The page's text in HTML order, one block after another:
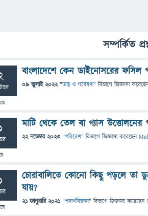
সম্পর্কিত
বাংলাদেশে কেন ডাইনোসরের ফসিল
09 জুলাই 2022 "তত্ত্ব ও গবেষণা" বিভাগে জিজ্ঞাসা
মাটি থেকে তেল বা গ্যাস
22 নভেম্বর 2023 "পরিবেশ" বিভাগে জিজ্ঞাসাকরেছেন
চোরাবালিতে কোনো কিছু পড়লে তা
যায়?
21 জানুয়ারি 2021 "পদার্থবিজ্ঞান" বিভাগে জিজ্ঞাসাকরেছেন